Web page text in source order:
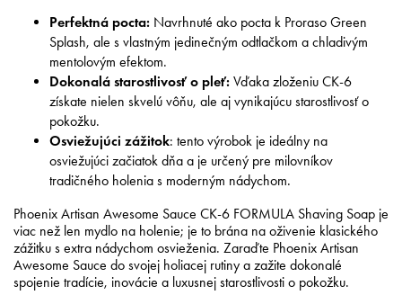
Perfektná pocta: Navrhnuté ako pocta k Proraso Green
Splash, ale s vlastným jedinečným odtlačkom a chladivým
mentolovým efektom.
Dokonalá starostlivosť o pleť: Vďaka zloženiu CK-6
získate nielen skvelú vôňu, ale aj vynikajúcu starostlivosť o
pokožku.
Osviežujúci zážitok: tento výrobok je ideálny na
osviežujúci začiatok dňa a je určený pre milovníkov
tradičného holenia s moderným nádychom.
Phoenix Artisan Awesome Sauce CK-6 FORMULA Shaving Soap je
viac než len mydlo na holenie; je to brána na oživenie klasického
zážitku s extra nádychom osvieženia. Zaraďte Phoenix Artisan
Awesome Sauce do svojej holiacej rutiny a zažite dokonalé
spojenie tradície, inovácie a luxusnej starostlivosti o pokožku.